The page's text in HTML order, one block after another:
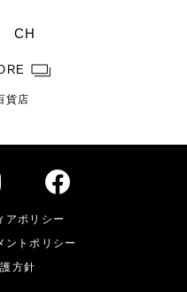
CH
貨店
アポリシー
ントポリシー
方針